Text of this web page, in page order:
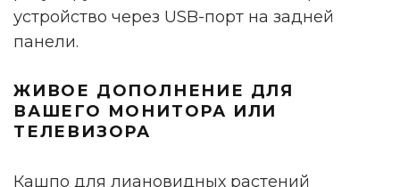
устройство через USB-порт на задней
панели.
ЖИВОЕ ДОПОЛНЕНИЕ ДЛЯ
ВАШЕГО МОНИТОРА ИЛИ
ТЕЛЕВИЗОРА
Кашпо для лиановидных растений